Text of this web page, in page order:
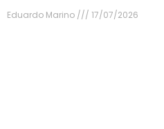
Eduardo Marino
17/07/2026